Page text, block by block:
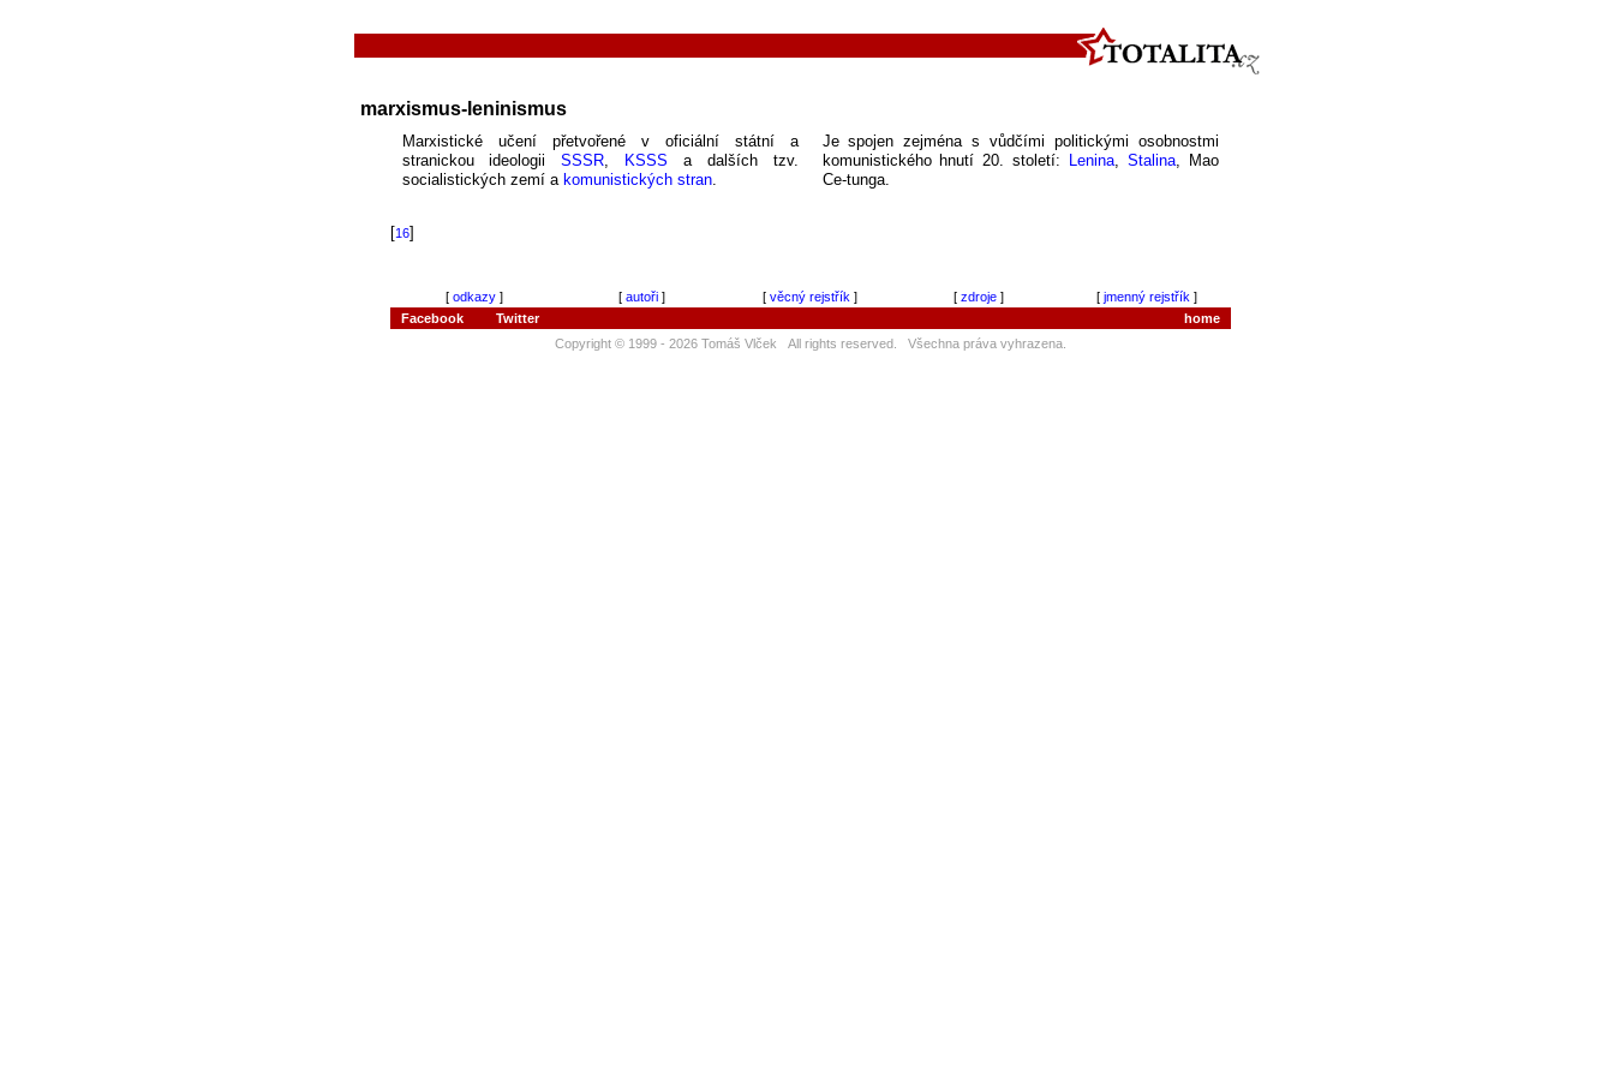
marxismus-leninismus
Marxistické učení přetvořené v oficiální státní a
stranickou ideologiiSSSR, KSSS a dalších tzv.
socialistických zemí a komunistických stran.
Je spojen zejména s vůdčími politickými osobnostmi
komunistického hnutí 20. století:
Lenina, Stalina, Mao
Ce-tunga.
[16]
[ odkazy] [ autoři ] [ věcný rejstřík ] [ zdroje] [ jmenný rejstřík ]
Facebook
Twitter
home
Copyright © 1999 - 2026 Tomáš Vlček All rights reserved. Všechna práva vyhrazena.